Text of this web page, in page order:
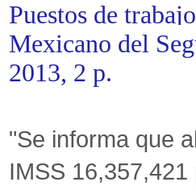
Puestos de
Mexicano del
2013, 2 p.
"Se informa que
IMSS